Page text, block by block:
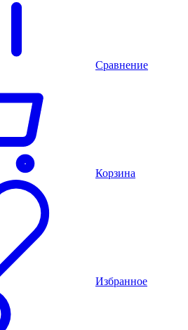
Сравнение
Корзина
Избранное